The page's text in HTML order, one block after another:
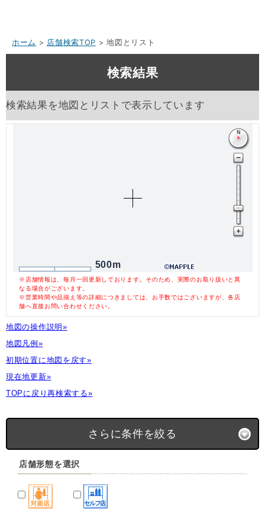
ホーム > 店舗検索TOP > 地図とリスト
検索結果
検索結果を地図とリストで表示しています
500m
※店舗情報は、毎月一回更新しております。そのため、実際のお取り扱いと異
なる場合がございます。
※営業時間や品揃え等の詳細につきましては、お手数ではございますが、各店
舗へ直接お問い合わせください。
地図の操作説明»
地図凡例»
初期位置に地図を戻す»
現在地更新»
TOPに戻り再検索する»
さらに条件を絞る
店舗形態を選択